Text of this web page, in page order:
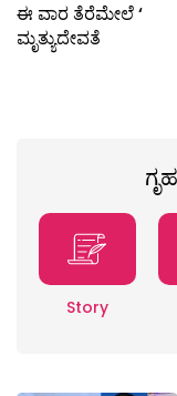
ಈ ವಾರ ತೆರೆಮೇಲೆ ‘
ಮೃತ್ಯುದೇವತೆ
Story